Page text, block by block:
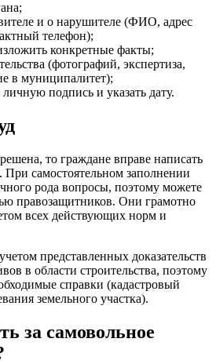
и о нарушителе (ФИО, адрес
телефон);
конкретные факты;
(фотографий, экспертиза,
в муниципалитет);
подпись и указать дату.
то граждане вправе написать
При самостоятельном заполнении
рода вопросы, поэтому можете
правозащитников. Они грамотно
всех действующих норм и
представленных доказательств
в области строительства, поэтому
справки (кадастровый
земельного участка).
за самовольное